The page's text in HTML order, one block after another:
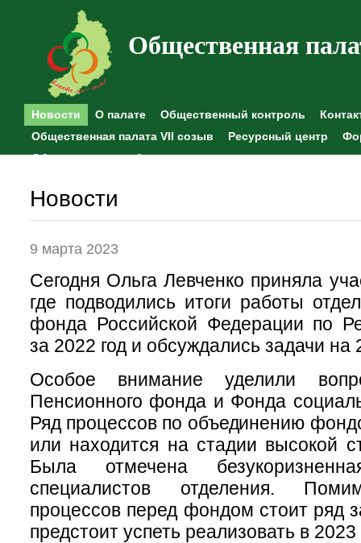
Общественная
Новости О палате Общественный контроль
Общественная палата VII созыв
Ресурсный центр
Общественные наблюдения
Новости
9 марта 2023
Сегодня Ольга Левченко приняла
где подводились итоги работы
фонда Российской Федерации по
за 2022 год и обсуждались задачи на
Особое внимание уделили
Пенсионного фонда и Фонда
Ряд процессов по объединению
или находится на стадии высокой
Была отмечена
специалистов отделения.
процессов перед фондом стоит ряд
предстоит успеть реализовать в 2023